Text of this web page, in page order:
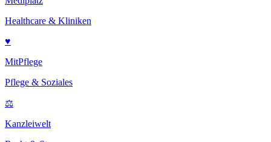
Healthcare & Kliniken
♥
MitPflege
Pflege & Soziales
⚖
Kanzleiwelt